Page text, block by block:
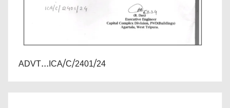
ADVT...ICA/C/2401/24